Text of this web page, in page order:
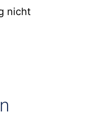
nicht